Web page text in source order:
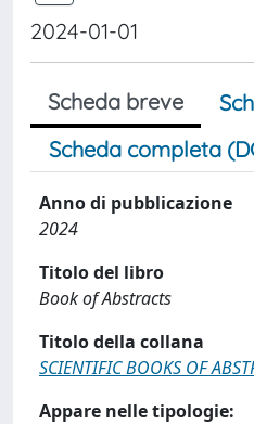
2024-01-01
Scheda breve
Scheda completa
Anno di pubblicazione
2024
Titolo del libro
Book of Abstracts
Titolo della collana
SCIENTIFIC BOOKS OF
Appare nelle tipologie: